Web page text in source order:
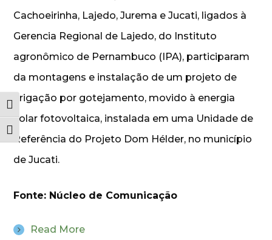
Alternar alto contraste
Alternar tamanho da fonte
Cachoeirinha, Lajedo, Jurema e Jucati, ligados à
Gerencia Regional de Lajedo, do Instituto
agronômico de Pernambuco (IPA), participaram
da montagens e instalação de um projeto de
irrigação por gotejamento, movido à energia
solar fotovoltaica, instalada em uma Unidade de
Referência do Projeto Dom Hélder, no município
de Jucati.
Fonte: Núcleo de Comunicação
Read More